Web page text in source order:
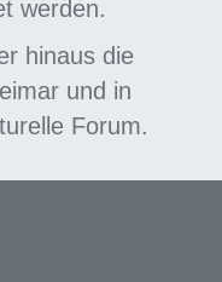
werden.
hinaus die
und in
Forum.